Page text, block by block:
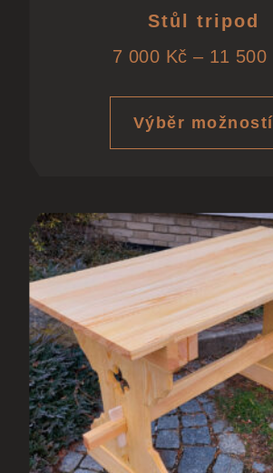
Stůl tripod
7 000 Kč – 11 500
Výběr možností